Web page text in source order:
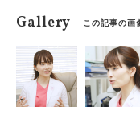
Gallery この記事の画